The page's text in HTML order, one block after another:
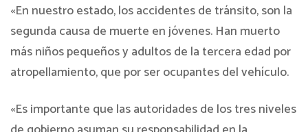
«En nuestro estado, los accidentes de tránsito, son la
segunda causa de muerte en jóvenes. Han muerto
más niños pequeños y adultos de la tercera edad por
atropellamiento, que por ser ocupantes del vehículo.
«Es importante que las autoridades de los tres niveles